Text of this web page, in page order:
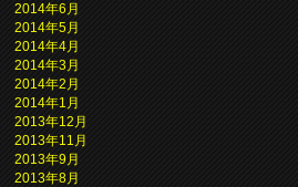
2014年6月
2014年5月
2014年4月
2014年3月
2014年2月
2014年1月
2013年12月
2013年11月
2013年9月
2013年8月